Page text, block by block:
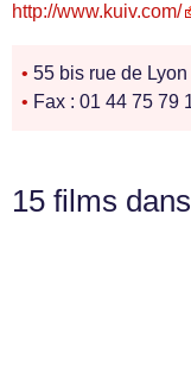
http://www.kuiv.com/
• 55 bis rue de Lyon
• Fax : 01 44 75 79
15 films